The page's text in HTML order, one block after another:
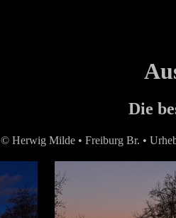
Die
© Herwig Milde • Freiburg Br. •